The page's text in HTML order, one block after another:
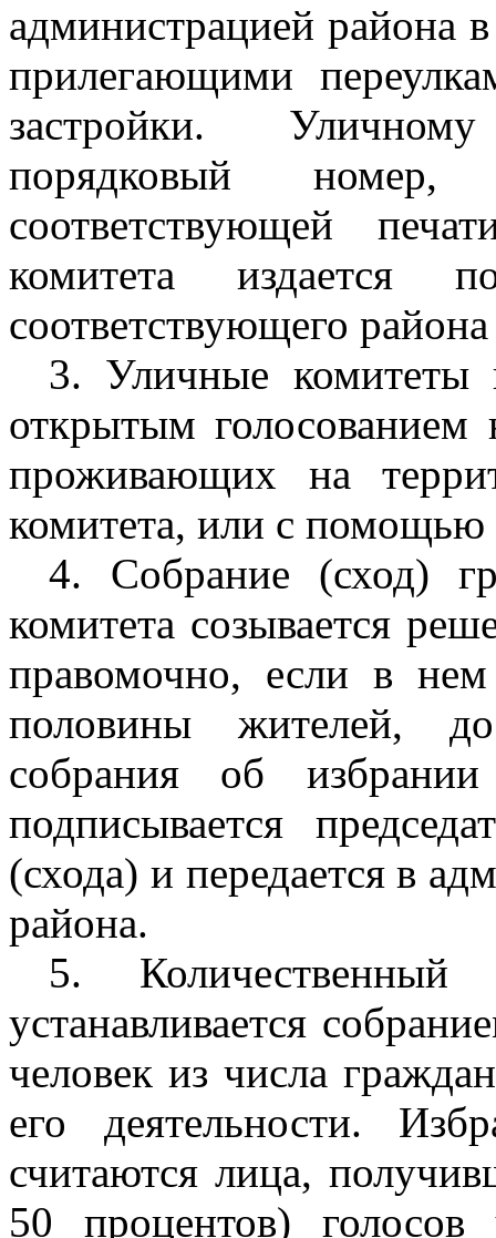
администрацией района
прилегающими
застройки.
порядковый
соответствующей
комитета издается
соответствующего
3. Уличные комитеты
открытым голосованием
проживающих на
комитета, или с помощью
4. Собрание (сход)
комитета созывается
правомочно, если в
половины жителей,
собрания об избрании
подписывается
(схода) и передается в
района.
5. Количественный
устанавливается
человек из числа
его деятельности.
считаются лица,
50 процентов) голосов